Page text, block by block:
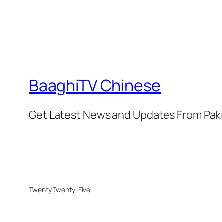
BaaghiTV Chinese
Get Latest News and Updates From
Twenty Twenty-Five